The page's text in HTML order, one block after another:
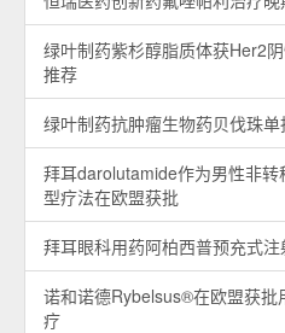
绿叶制药紫杉醇脂质体获Her2
推荐
绿叶制药抗肿瘤生物药贝伐珠
拜耳darolutamide作为男性非
型疗法在欧盟获批
拜耳眼科用药阿柏西普预充式
诺和诺德Rybelsus®在欧盟获批
疗